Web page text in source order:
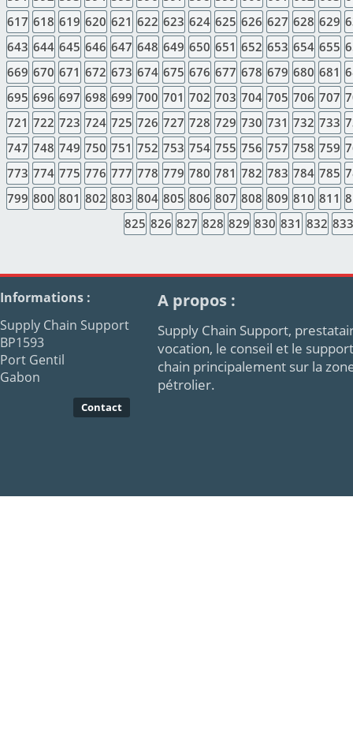
617 618 619 620 621 622 623 624 625 626 627 628 629
643 644 645 646 647 648 649 650 651 652 653 654 655
669 670 671 672 673 674 675 676 677 678 679 680 681
695 696 697 698 699 700 701 702 703 704 705 706 707
721 722 723 724 725 726 727 728 729 730 731 732 733
747 748 749 750 751 752 753 754 755 756 757 758 759
773 774 775 776 777 778 779 780 781 782 783 784 785
799 800 801 802 803 804 805 806 807 808 809 810 811
825 826 827 828 829 830 831 832 833
Informations :
Supply Chain Support
BP1593
Port Gentil
Gabon
Contact
A propos :
Supply Chain Support,
vocation, le conseil et le
chain principalement sur la
pétrolier.